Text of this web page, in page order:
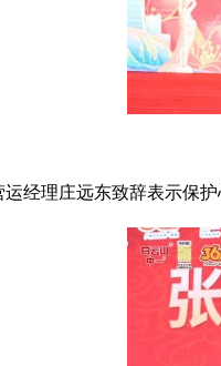
经理庄远东致辞表示保